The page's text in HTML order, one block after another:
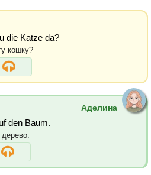
die Katze da?
кошку?
Аделина
den Baum.